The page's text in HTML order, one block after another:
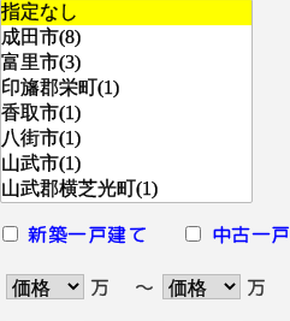
新築一戸建て 中古一
万
～ 万